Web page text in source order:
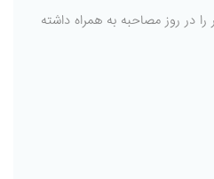
را در روز مصاحبه به همراه داشته